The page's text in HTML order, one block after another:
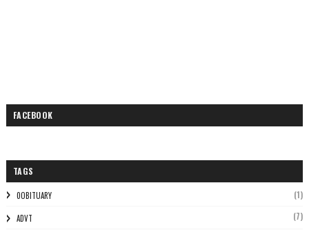
FACEBOOK
TAGS
0OBITUARY (1)
ADVT (7)